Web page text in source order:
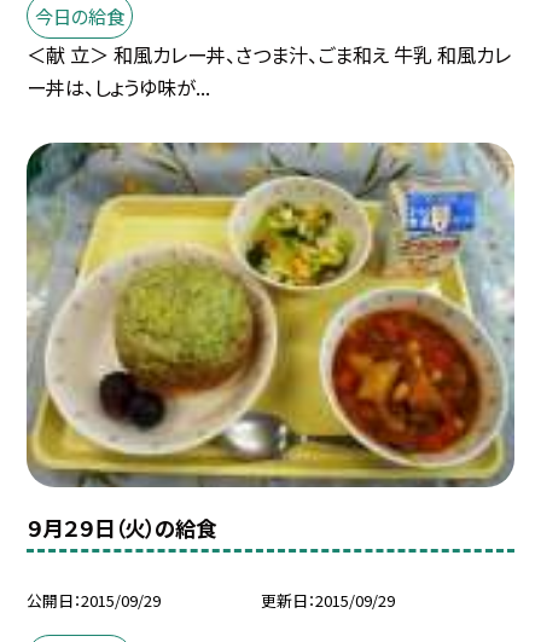
今日の給食
＜献 立＞ 和風カレー丼、さつま汁、ごま和え 牛乳 和風カレ
ー丼は、しょうゆ味が...
９月２９日（火）の給食
公開日 2015/09/29 更新日 2015/09/29